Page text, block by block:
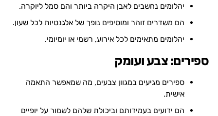
יהלומים נחשבים לאבן היקרה ביותר והם סמל ליוקרה.
הם משדרים זוהר ומוסיפים נופך של אלגנטיות לכל שעון.
יהלומים מתאימים לכל אירוע, רשמי או יומיומי.
ספירים: צבע ועומק
ספירים מגיעים במגוון צבעים, מה שמאפשר התאמה
אישית.
הם ידועים בעמידותם וביכולת שלהם לשמור על יופיים